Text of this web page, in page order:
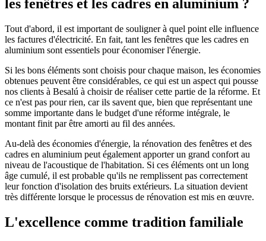
les fenêtres et les cadres en aluminium ?
Tout d'abord, il est important de souligner à quel point elle influence
les factures d'électricité. En fait, tant les fenêtres que les cadres en
aluminium sont essentiels pour économiser l'énergie.
Si les bons éléments sont choisis pour chaque maison, les économies
obtenues peuvent être considérables, ce qui est un aspect qui pousse
nos clients à Besalú à choisir de réaliser cette partie de la réforme. Et
ce n'est pas pour rien, car ils savent que, bien que représentant une
somme importante dans le budget d'une réforme intégrale, le
montant finit par être amorti au fil des années.
Au-delà des économies d'énergie, la rénovation des fenêtres et des
cadres en aluminium peut également apporter un grand confort au
niveau de l'acoustique de l'habitation. Si ces éléments ont un long
âge cumulé, il est probable qu'ils ne remplissent pas correctement
leur fonction d'isolation des bruits extérieurs. La situation devient
très différente lorsque le processus de rénovation est mis en œuvre.
L'excellence comme tradition familiale